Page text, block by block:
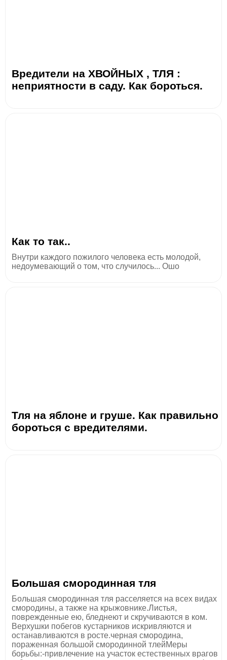
Вредители на ХВОЙНЫХ , ТЛЯ :
неприятности в саду. Как бороться.
Как то так..
Внутри каждого пожилого человека есть молодой,
недоумевающий о том, что случилось... Ошо
Тля на яблоне и груше. Как правильно
бороться с вредителями.
Большая смородинная тля
Большая смородинная тля расселяется на всех видах
смородины, а также на крыжовнике.Листья,
поврежденные ею, бледнеют и скручиваются в ком.
Верхушки побегов кустарников искривляются и
останавливаются в росте.черная смородина,
пораженная большой смородинной тлейМеры
борьбы:-привлечение на участок естественных врагов